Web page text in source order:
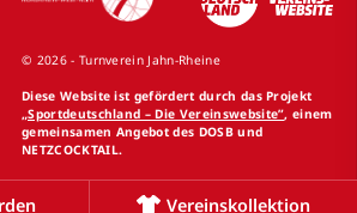
Vereinskollektion
© 2026 - Turnverein Jahn-Rheine
Diese Website ist gefördert durch das Projekt
„Sportdeutschland – Die Vereinswebsite”, einem
gemeinsamen Angebot des DOSB und
NETZCOCKTAIL.